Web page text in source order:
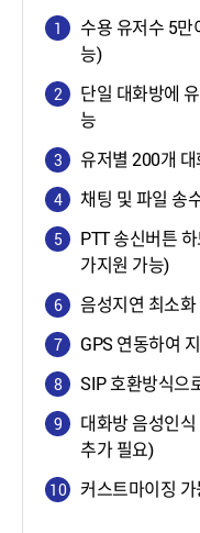
수용 유저수 5만
능)
단일 대화방에
능
유저별 200개 대
채팅 및 파일 송
PTT 송신버튼
가지원 가능)
음성지연 최소화
GPS 연동하여
SIP 호환방식으
대화방 음성인
추가 필요)
커스트마이징 가